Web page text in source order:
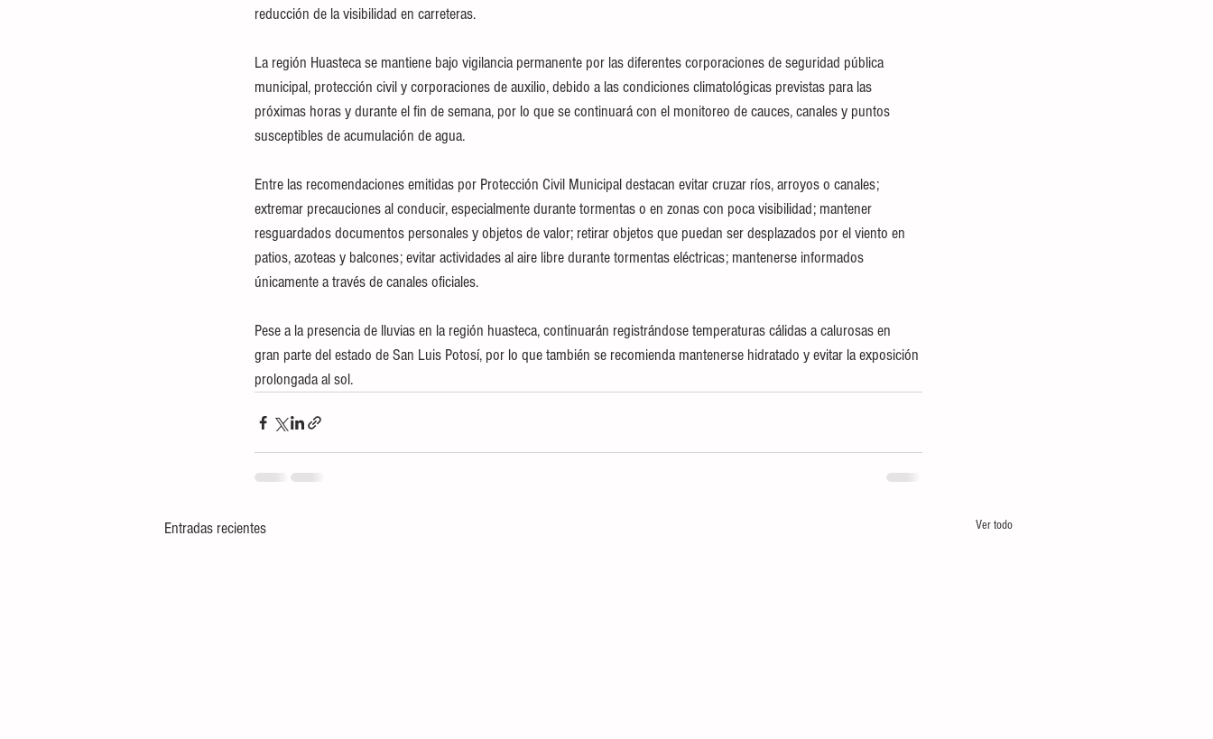
reducción de la visibilidad en carreteras.
La región Huasteca se mantiene bajo vigilancia permanente por las diferentes corporaciones de seguridad pública
municipal, protección civil y corporaciones de auxilio, debido a las condiciones climatológicas previstas para las
próximas horas y durante el fin de semana, por lo que se continuará con el monitoreo de cauces, canales y puntos
susceptibles de acumulación de agua.
Entre las recomendaciones emitidas por Protección Civil Municipal destacan evitar cruzar ríos, arroyos o canales;
extremar precauciones al conducir, especialmente durante tormentas o en zonas con poca visibilidad; mantener
resguardados documentos personales y objetos de valor; retirar objetos que puedan ser desplazados por el viento en
patios, azoteas y balcones; evitar actividades al aire libre durante tormentas eléctricas; mantenerse informados
únicamente a través de canales oficiales.
Pese a la presencia de lluvias en la región huasteca, continuarán registrándose temperaturas cálidas a calurosas en
gran parte del estado de San Luis Potosí, por lo que también se recomienda mantenerse hidratado y evitar la exposición
prolongada al sol.
Entradas recientes Ver todo